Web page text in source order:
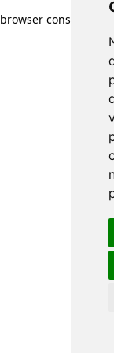
browser console for